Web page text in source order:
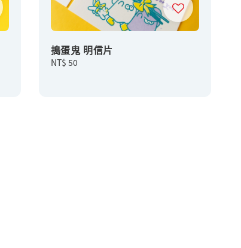
搗蛋鬼 明信片
Regular
NT$ 50